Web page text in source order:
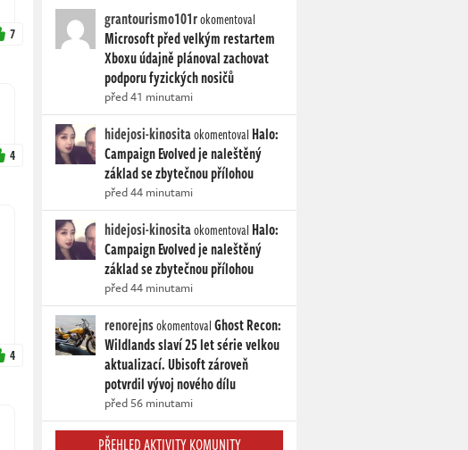
7
4
4
grantourismo101rokomentoval
Microsoft před velkým restartem
Xboxu údajně plánoval zachovat
podporu fyzických nosičů
před 41 minutami
hidejosi-kinositaokomentoval Halo:
Campaign Evolved je naleštěný
základ se zbytečnou přílohou
před 44 minutami
hidejosi-kinositaokomentoval Halo:
Campaign Evolved je naleštěný
základ se zbytečnou přílohou
před 44 minutami
renorejnsokomentovalGhost Recon:
Wildlands slaví 25 let série velkou
aktualizací. Ubisoft zároveň
potvrdil vývoj nového dílu
před 56 minutami
PŘEHLED AKTIVITY KOMUNITY